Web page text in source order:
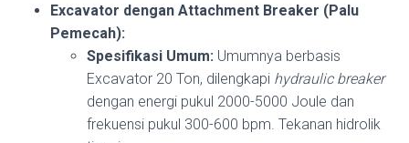
Excavator dengan Attachment Breaker (Palu
Pemecah):
Spesifikasi Umum: Umumnya berbasis
Excavator 20 Ton, dilengkapi hydraulic breaker
dengan energi pukul 2000-5000 Joule dan
frekuensi pukul 300-600 bpm. Tekanan hidrolik